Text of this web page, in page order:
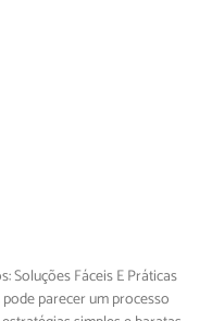
Soluções Fáceis E Práticas
parecer um processo